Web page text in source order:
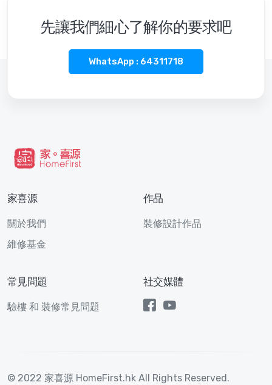
先讓我們細心了解你的要求吧
WhatsApp : 64311718
家喜源
關於我們
維修基金
作品
裝修設計作品
常見問題
驗樓 和 裝修常見問題
社交媒體
© 2022 家喜源 HomeFirst.hk All Rights Reserved.